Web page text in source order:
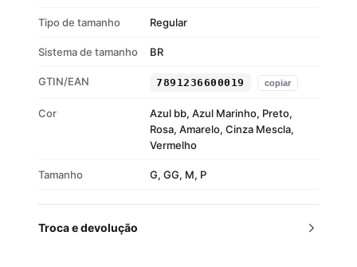
Tipo de tamanho Regular
Sistema de tamanho BR
GTIN/EAN 7891236600019 copiar
Cor
Azul bb, Azul Marinho, Preto,
Rosa, Amarelo, Cinza Mescla,
Vermelho
Tamanho G, GG, M, P
Troca e devolução